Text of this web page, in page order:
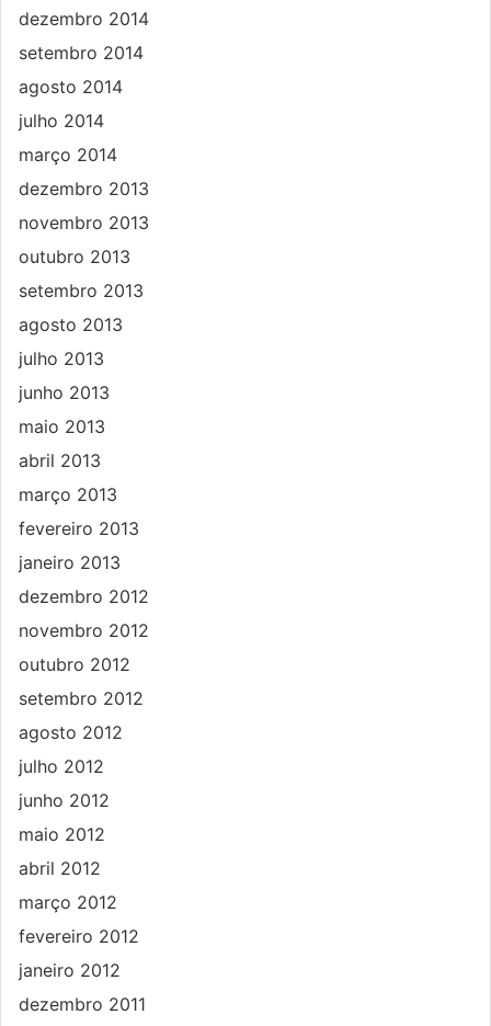
dezembro 2014
setembro 2014
agosto 2014
julho 2014
março 2014
dezembro 2013
novembro 2013
outubro 2013
setembro 2013
agosto 2013
julho 2013
junho 2013
maio 2013
abril 2013
março 2013
fevereiro 2013
janeiro 2013
dezembro 2012
novembro 2012
outubro 2012
setembro 2012
agosto 2012
julho 2012
junho 2012
maio 2012
abril 2012
março 2012
fevereiro 2012
janeiro 2012
dezembro 2011